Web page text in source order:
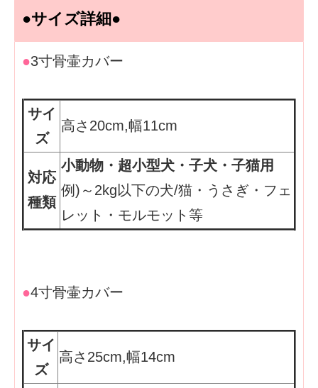
●サイズ詳細●
●3寸骨壷カバー
サイ
ズ
高さ20cm,幅11cm
対応
種類
小動物・超小型犬・子犬・子猫用
例)～2kg以下の犬/猫・うさぎ・フェ
レット・モルモット等
●4寸骨壷カバー
サイ
ズ
高さ25cm,幅14cm